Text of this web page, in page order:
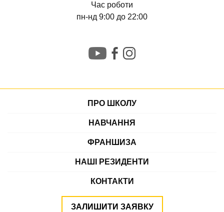
Час роботи
пн-нд 9:00 до 22:00
ПРО ШКОЛУ
НАВЧАННЯ
ФРАНШИЗА
НАШІ РЕЗИДЕНТИ
КОНТАКТИ
ЗАЛИШИТИ ЗАЯВКУ